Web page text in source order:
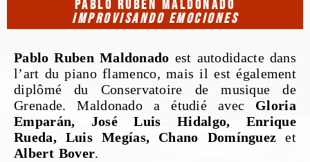
PABLO RUBÉN MALDONADO
IMPROVISANDO EMOCIONES
Pablo Ruben Maldonado est autodidacte dans
l’art du piano flamenco, mais il est également
diplômé du Conservatoire de musique de
Grenade. Maldonado a étudié avec Gloria
Emparán, José Luis Hidalgo, Enrique
Rueda, Luis Megías, Chano Domínguezet
Albert Bover.